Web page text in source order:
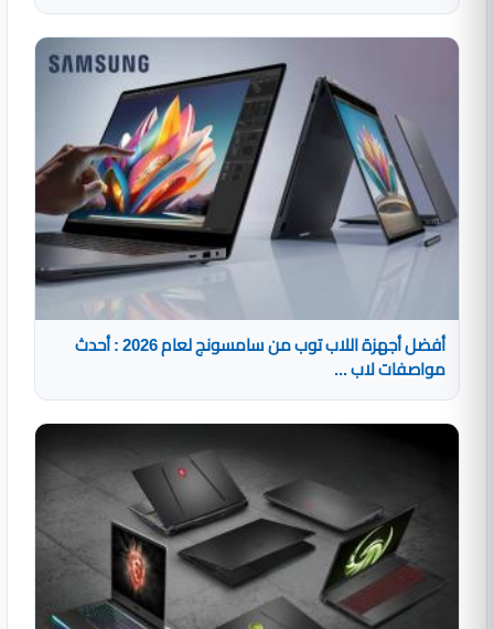
أفضل أجهزة اللاب توب من سامسونج لعام 2026 : أحدث
مواصفات لاب ...